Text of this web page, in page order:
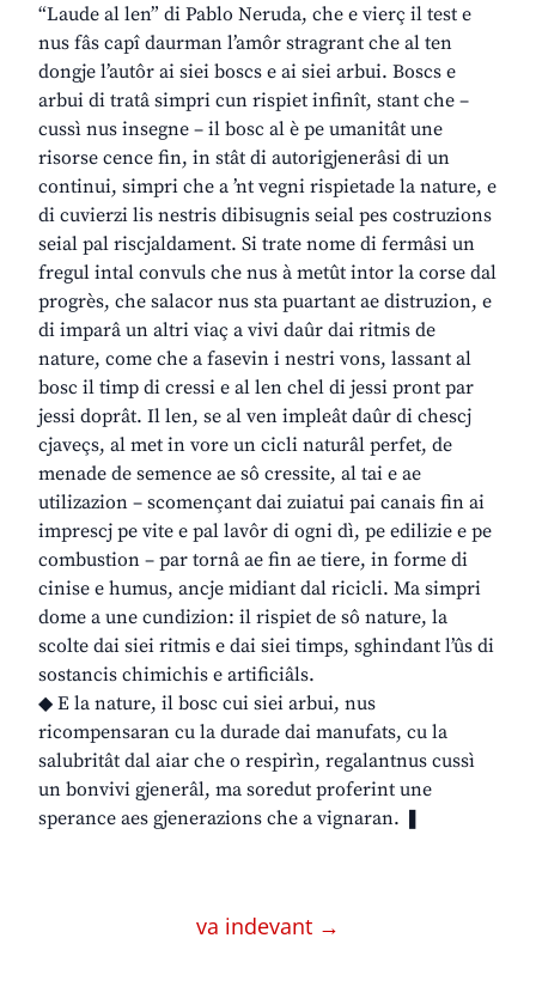
“Laude al len” di Pablo Neruda, che e vierç il test e
nus fâs capî daurman l’amôr stragrant che al ten
dongje l’autôr ai siei boscs e ai siei arbui. Boscs e
arbui di tratâ simpri cun rispiet infinît, stant che –
cussì nus insegne – il bosc al è pe umanitât une
risorse cence fin, in stât di autorigjenerâsi di un
continui, simpri che a ’nt vegni rispietade la nature, e
di cuvierzi lis nestris dibisugnis seial pes costruzions
seial pal riscjaldament. Si trate nome di fermâsi un
fregul intal convuls che nus à metût intor la corse dal
progrès, che salacor nus sta puartant ae distruzion, e
di imparâ un altri viaç a vivi daûr dai ritmis de
nature, come che a fasevin i nestri vons, lassant al
bosc il timp di cressi e al len chel di jessi pront par
jessi doprât. Il len, se al ven impleât daûr di chescj
cjaveçs, al met in vore un cicli naturâl perfet, de
menade de semence ae sô cressite, al tai e ae
utilizazion – scomençant dai zuiatui pai canais fin ai
imprescj pe vite e pal lavôr di ogni dì, pe edilizie e pe
combustion – par tornâ ae fin ae tiere, in forme di
cinise e humus, ancje midiant dal ricicli. Ma simpri
dome a une cundizion: il rispiet de sô nature, la
scolte dai siei ritmis e dai siei timps, sghindant l’ûs di
sostancis chimichis e artificiâls.
◆ E la nature, il bosc cui siei arbui, nus
ricompensaran cu la durade dai manufats, cu la
salubritât dal aiar che o respirìn, regalantnus cussì
un bonvivi gjenerâl, ma soredut proferint une
sperance aes gjenerazions che a vignaran. ❚
va indevant →